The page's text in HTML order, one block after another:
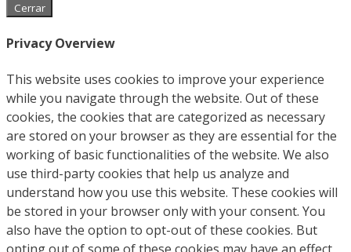
Cerrar
Privacy Overview
This website uses cookies to improve your experience
while you navigate through the website. Out of these
cookies, the cookies that are categorized as necessary
are stored on your browser as they are essential for the
working of basic functionalities of the website. We also
use third-party cookies that help us analyze and
understand how you use this website. These cookies will
be stored in your browser only with your consent. You
also have the option to opt-out of these cookies. But